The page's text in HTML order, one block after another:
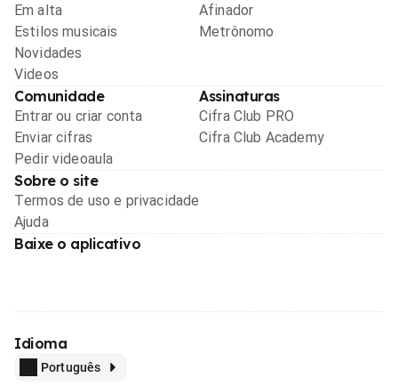
Em alta
Estilos musicais
Novidades
Videos
Afinador
Metrônomo
Comunidade
Entrar ou criar conta
Enviar cifras
Pedir videoaula
Assinaturas
Cifra Club PRO
Cifra Club Academy
Sobre o site
Termos de uso e privacidade
Ajuda
Baixe o aplicativo
Idioma
Português